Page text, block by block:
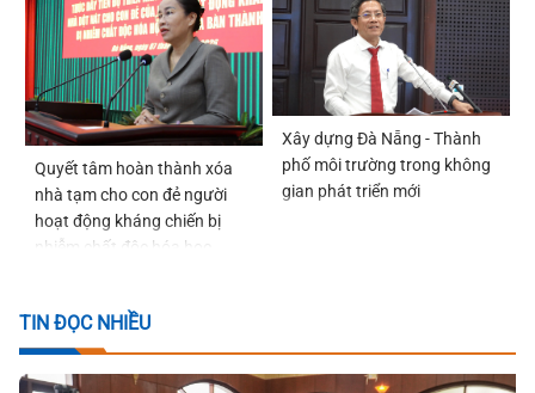
Quyết tâm hoàn thành xóa
nhà tạm cho con đẻ người
hoạt động kháng chiến bị
nhiễm chất độc hóa học
Xây dựng Đà Nẵng - Thành
phố môi trường trong không
gian phát triển mới
TIN ĐỌC NHIỀU